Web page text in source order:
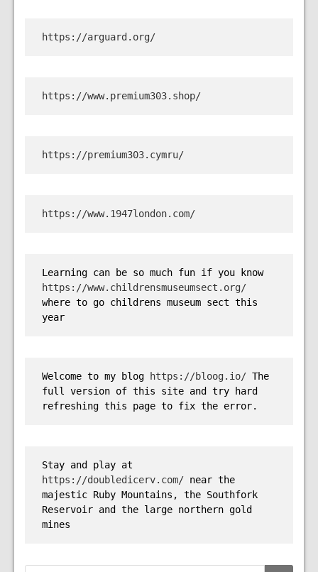
https://arguard.org/
https://www.premium303.shop/
https://premium303.cymru/
https://www.1947london.com/
Learning can be so much fun if you know
https://www.childrensmuseumsect.org/
where to go childrens museum sect this
year
Welcome to my blog https://bloog.io/ The
full version of this site and try hard
refreshing this page to fix the error.
https://doubledicerv.com/ near the
majestic Ruby Mountains, the Southfork
Reservoir and the large northern gold
mines